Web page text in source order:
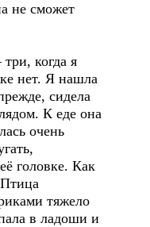
не сможет
когда я
нет. Я нашла
сидела
К еде она
очень
головке. Как
тяжело
в ладоши и